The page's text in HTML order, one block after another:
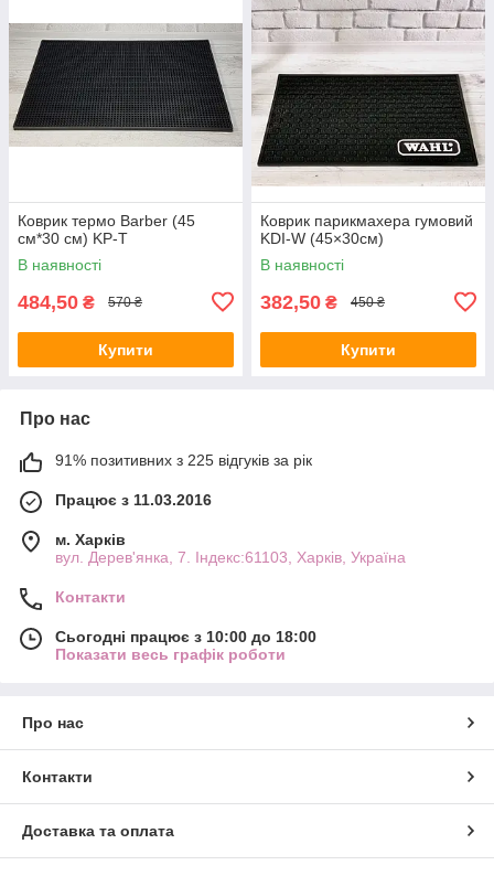
Коврик термо Barber (45
см*30 см) KP-T
В наявності
484,50 ₴ 570 ₴
Купити
Коврик парикмахера гумовий
KDI-W (45×30см)
В наявності
382,50 ₴ 450 ₴
Купити
Про нас
91% позитивних з 225 відгуків за рік
Працює з 11.03.2016
м. Харків
вул. Дерев'янка, 7. Індекс:61103, Харків, Україна
Контакти
Сьогодні працює з 10:00 до 18:00
Показати весь графік роботи
Про нас
Контакти
Доставка та оплата